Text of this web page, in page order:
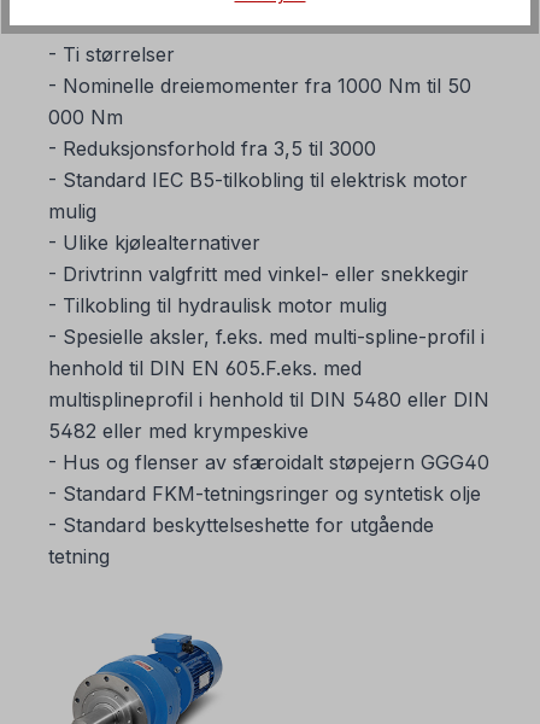
- Ti størrelser
- Nominelle dreiemomenter fra 1000 Nm til 50
000 Nm
- Reduksjonsforhold fra 3,5 til 3000
- Standard IEC B5-tilkobling til elektrisk motor
mulig
- Ulike kjølealternativer
- Drivtrinn valgfritt med vinkel- eller snekkegir
- Tilkobling til hydraulisk motor mulig
- Spesielle aksler, f.eks. med multi-spline-profil i
henhold til DIN EN 605.F.eks. med
multisplineprofil i henhold til DIN 5480 eller DIN
5482 eller med krympeskive
- Hus og flenser av sfæroidalt støpejern GGG40
- Standard FKM-tetningsringer og syntetisk olje
- Standard beskyttelseshette for utgående
tetning